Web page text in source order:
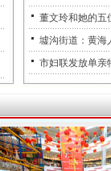
董文玲和她的五
墟沟街道：黄海
市妇联发放单亲